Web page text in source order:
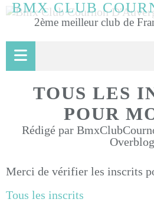
2ème meilleur club de
TOUS LES
POUR
Rédigé par
Overblog
Merci de vérifier les inscrits
Tous les inscrits